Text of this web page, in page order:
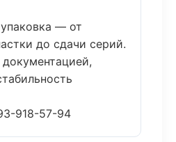
— от
до сдачи серий.
918-57-94